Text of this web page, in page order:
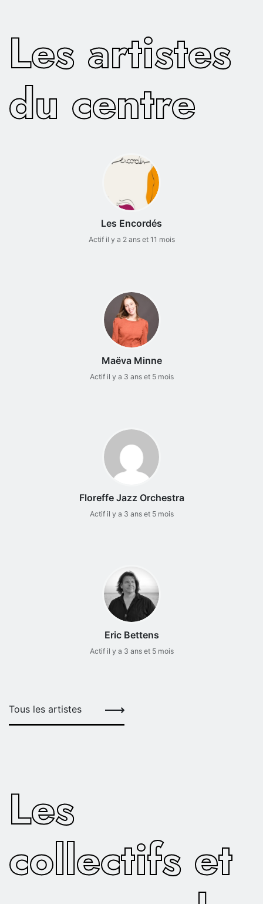
Les artistes
du centre
Les Encordés
Actif il y a 2 ans et 11 mois
Maëva Minne
Actif il y a 3 ans et 5 mois
Floreffe Jazz Orchestra
Actif il y a 3 ans et 5 mois
Eric Bettens
Actif il y a 3 ans et 5 mois
Tous les artistes
Les
collectifs et